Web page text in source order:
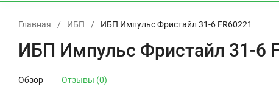
Главная / ИБП / ИБП Импульс Фристайл 31-6 FR60221
ИБП Импульс Фристайл 31-6
Обзор Отзывы (0)